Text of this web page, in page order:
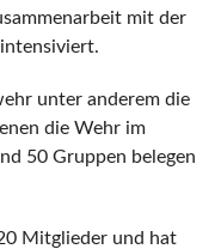
mit der
unter anderem die
die Wehr im
50 Gruppen belegen
Mitglieder und hat